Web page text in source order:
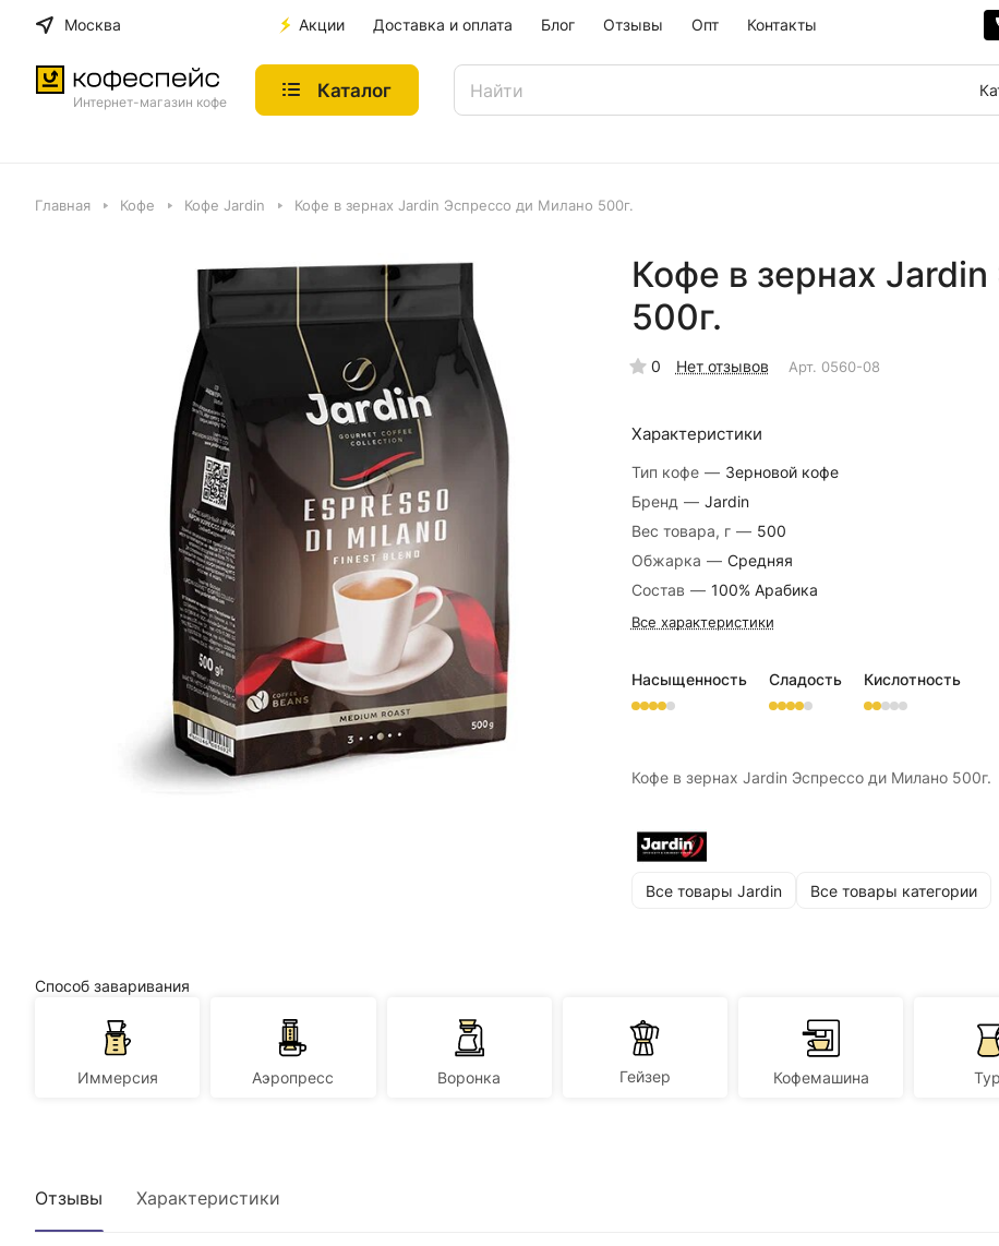
Москва Акции Доставка и оплата Блог Отзывы Опт Контакты
Интернет-магазин кофе
Каталог
Главная Кофе Кофе Jardin Кофе в зернах Jardin Эспрессо ди Милано 500г.
Кофе в зернах
500г.
0 Нет отзывов Арт. 0560-08
Характеристики
Тип кофе — Зерновой кофе
Бренд — Jardin
Вес товара, г — 500
Обжарка — Средняя
Состав — 100% Арабика
Все характеристики
Насыщенность Сладость Кислотность
Кофе в зернах Jardin Эспрессо ди Милано 500г.
Все товары Jardin Все товары категории
Способ заваривания
Иммерсия Аэропресс Воронка Гейзер Кофемашина
Отзывы Характеристики